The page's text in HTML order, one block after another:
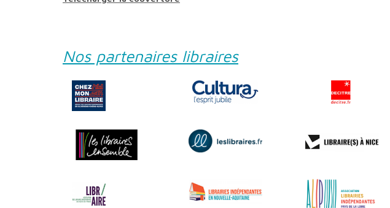
Nos partenaires libraires